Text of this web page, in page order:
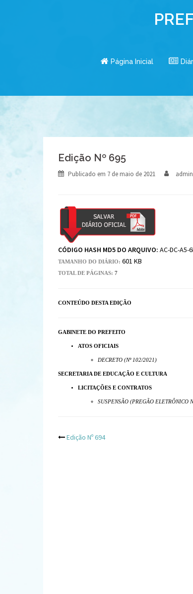
Página Inicial
Edição Nº 695
Publicado em 7 de maio de 2021 admin
CÓDIGO HASH MD5 DO ARQUIVO: AC-DC-A5-
TAMANHO DO DIÁRIO: 601 KB
TOTAL DE PÁGINAS: 7
CONTEÚDO DESTA EDIÇÃO
GABINETE DO PREFEITO
ATOS OFICIAIS
DECRETO (Nº 102/2021)
SECRETARIA DE EDUCAÇÃO E CULTURA
LICITAÇÕES E CONTRATOS
SUSPENSÃO (PREGÃO ELETRÔNICO
Post
Edição Nº 694